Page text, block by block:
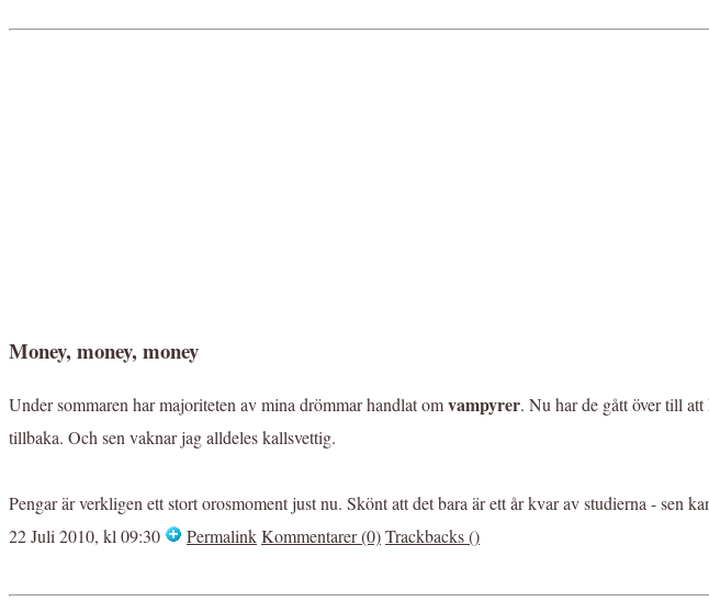
Money, money, money
Under sommaren har majoriteten av mina drömmar handlat omvampyrer. Nu har de gått över till att
tillbaka. Och sen vaknar jag alldeles kallsvettig.
Pengar är verkligen ett stort orosmoment just nu. Skönt att det bara är ett år kvar av studierna - sen
22 Juli 2010, kl 09:30
PermalinkKommentarer (0)Trackbacks ()